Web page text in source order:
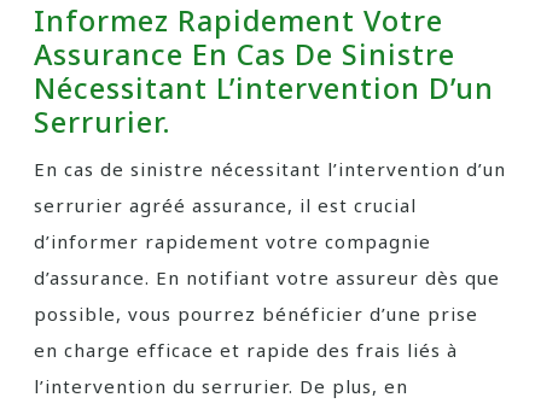
Informez Rapidement Votre
Assurance En Cas De Sinistre
Nécessitant L’intervention D’un
Serrurier.
En cas de sinistre nécessitant l’intervention d’un
serrurier agréé assurance, il est crucial
d’informer rapidement votre compagnie
d’assurance. En notifiant votre assureur dès que
possible, vous pourrez bénéficier d’une prise
en charge efficace et rapide des frais liés à
l’intervention du serrurier. De plus, en